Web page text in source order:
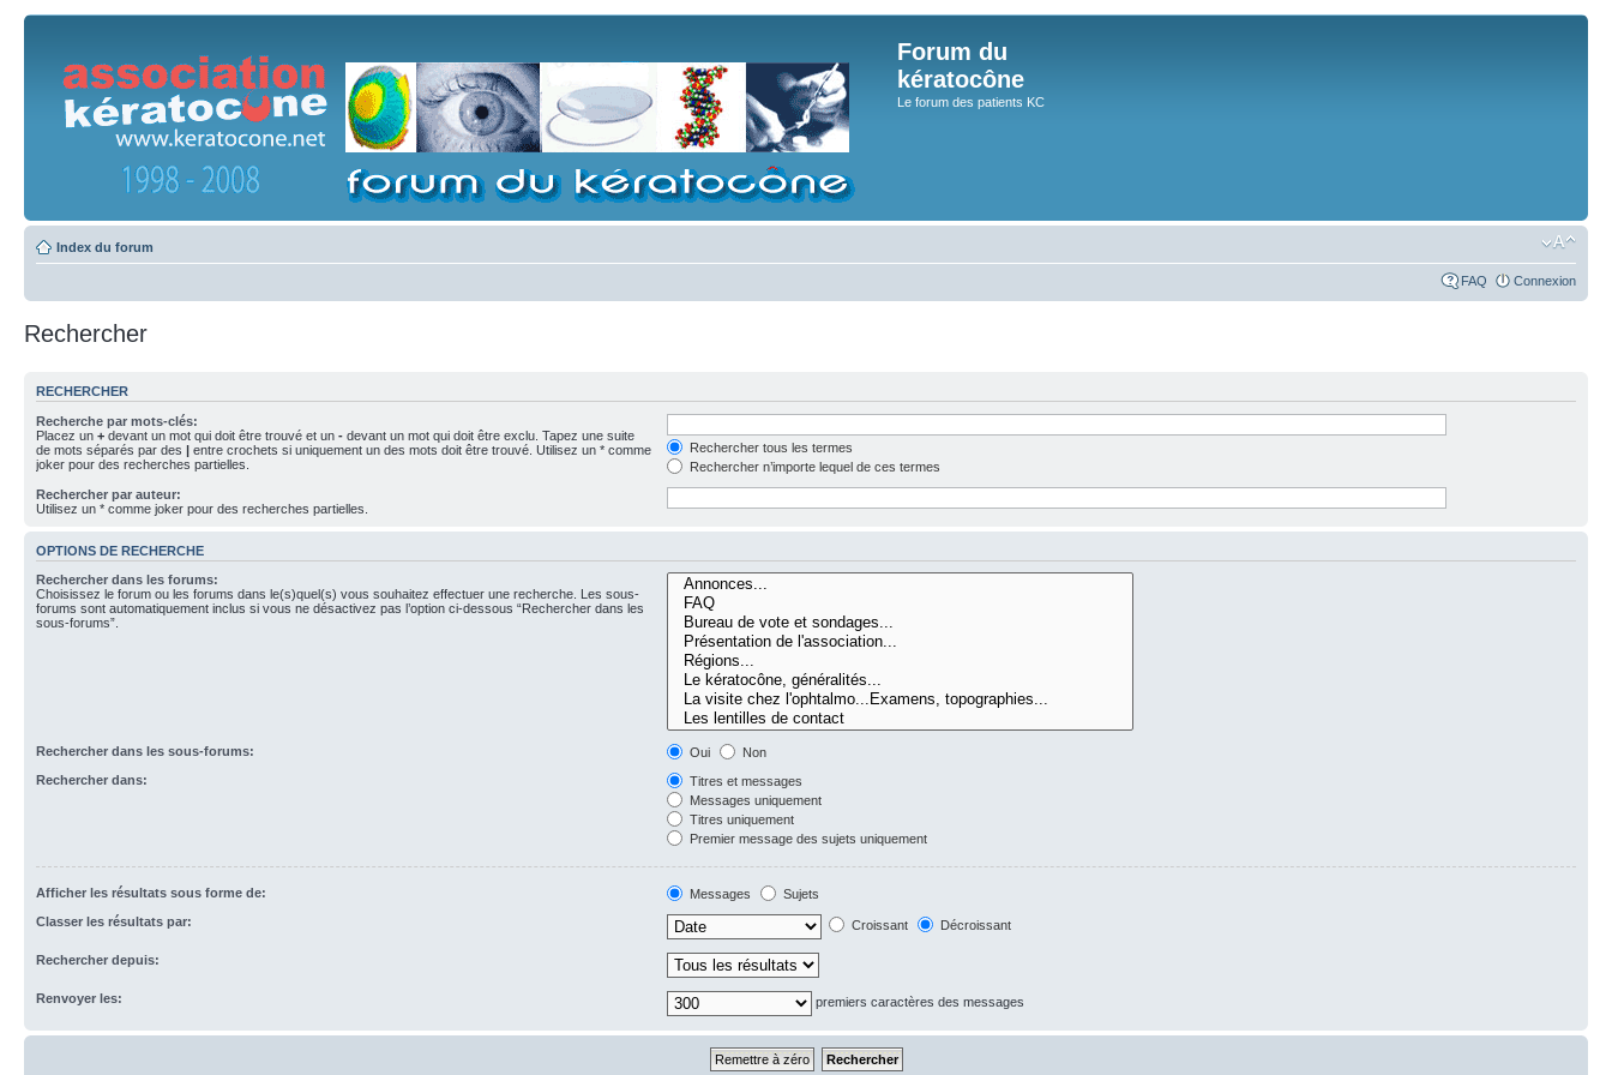
Forum du
kératocône
Le forum des patients KC
Index du forum
FAQ Connexion
Rechercher
RECHERCHER
Recherche par mots-clés:
Placez un + devant un mot qui doit être trouvé et un - devant un mot qui doit être exclu. Tapez une suite
de mots séparés par des | entre crochets si uniquement un des mots doit être trouvé. Utilisez un * comme
joker pour des recherches partielles.
Rechercher tous les termes
Rechercher n’importe lequel de ces termes
Rechercher par auteur:
Utilisez un * comme joker pour des recherches partielles.
OPTIONS DE RECHERCHE
Rechercher dans les forums:
Choisissez le forum ou les forums dans le(s)quel(s) vous souhaitez effectuer une recherche. Les sous-
forums sont automatiquement inclus si vous ne désactivez pas l’option ci-dessous “Rechercher dans les
sous-forums”.
Rechercher dans les sous-forums: Oui
Non
Rechercher dans:
Titres et messages
Messages uniquement
Titres uniquement
Premier message des sujets uniquement
Afficher les résultats sous forme de: Messages
Sujets
Classer les résultats par:
Croissant Décroissant
Rechercher depuis:
Renvoyer les: premiers caractères des messages